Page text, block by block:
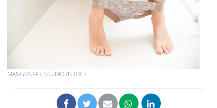
MANGOSTAR_STUDIO /ISTOCK